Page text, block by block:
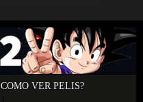
COMO VER PELIS?